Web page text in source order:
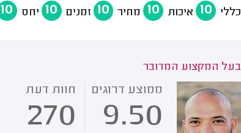
כללי
10 איכות 10 מחיר 10 זמנים 10 יחס 10
בעל המקצוע המדובר
ממוצע דרוגים
9.50
חוות דעת
270